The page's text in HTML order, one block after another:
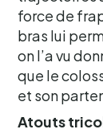
force de
bras lui
on l’a vu
que le
et son
Atouts